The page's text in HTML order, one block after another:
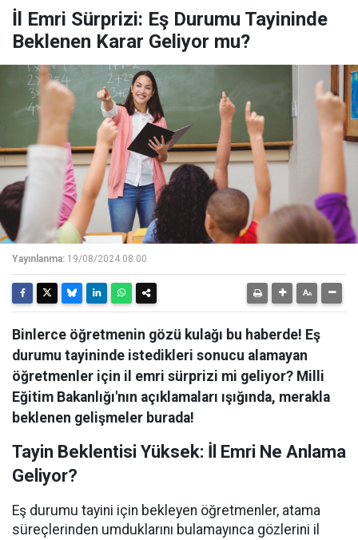
İl Emri Sürprizi: Eş Durumu Tayininde
Beklenen Karar Geliyor mu?
Yayınlanma: 19/08/2024 08:00
Binlerce öğretmenin gözü kulağı bu haberde! Eş
durumu tayininde istedikleri sonucu alamayan
öğretmenler için il emri sürprizi mi geliyor? Milli
Eğitim Bakanlığı'nın açıklamaları ışığında, merakla
beklenen gelişmeler burada!
Tayin Beklentisi Yüksek: İl Emri Ne Anlama
Geliyor?
Eş durumu tayini için bekleyen öğretmenler, atama
süreçlerinden umduklarını bulamayınca gözlerini il